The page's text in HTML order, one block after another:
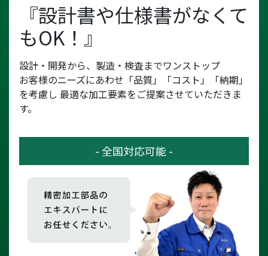
『設計書や仕様書がなくて
もOK！』
設計・開発から、製造・検査までワンストップ
お客様のニーズにあわせ「品質」「コスト」「納期」
を考慮し 最適な加工要素をご提案させていただきま
す。
- 全国対応可能 -